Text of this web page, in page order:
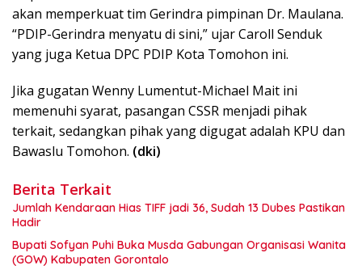
akan memperkuat tim Gerindra pimpinan Dr. Maulana.
“PDIP-Gerindra menyatu di sini,” ujar Caroll Senduk
yang juga Ketua DPC PDIP Kota Tomohon ini.
Jika gugatan Wenny Lumentut-Michael Mait ini
memenuhi syarat, pasangan CSSR menjadi pihak
terkait, sedangkan pihak yang digugat adalah KPU dan
Bawaslu Tomohon. (dki)
Berita Terkait
Jumlah Kendaraan Hias TIFF jadi 36, Sudah 13 Dubes Pastikan
Hadir
Bupati Sofyan Puhi Buka Musda Gabungan Organisasi Wanita
(GOW) Kabupaten Gorontalo